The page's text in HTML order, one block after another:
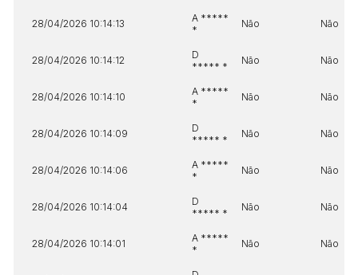
28/04/2026 10:14:13
A *****
*
Não Não
28/04/2026 10:14:12
D
***** *
Não Não
28/04/2026 10:14:10
A *****
*
Não Não
28/04/2026 10:14:09
D
***** *
Não Não
28/04/2026 10:14:06
A *****
*
Não Não
28/04/2026 10:14:04
D
***** *
Não Não
28/04/2026 10:14:01
A *****
*
Não Não